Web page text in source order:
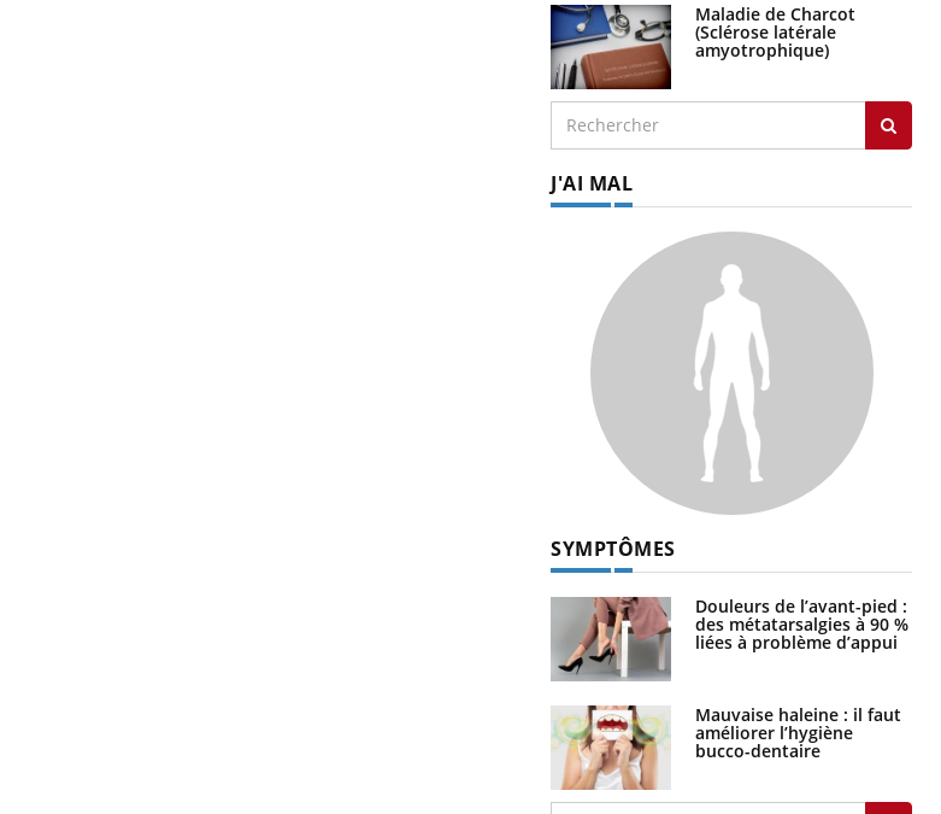
Maladie de Charcot
(Sclérose latérale
amyotrophique)
J'AI MAL
SYMPTÔMES
Douleurs de l’avant-pied :
des métatarsalgies à 90 %
liées à problème d’appui
Mauvaise haleine : il faut
améliorer l’hygiène
bucco-dentaire